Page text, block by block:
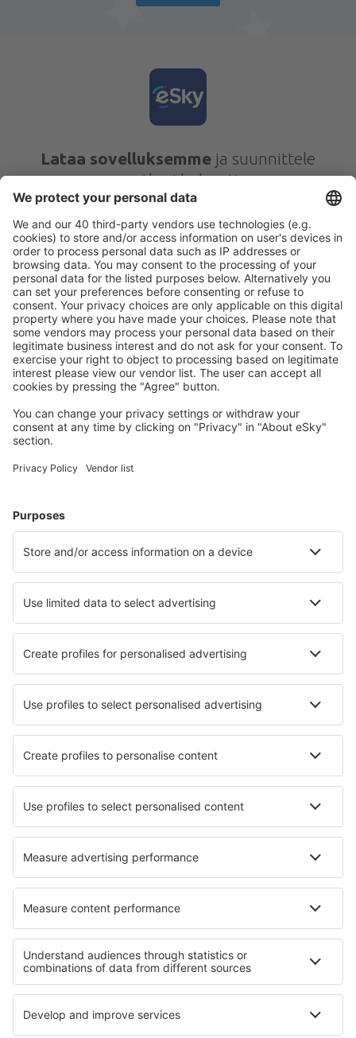
Lataa sovelluksemme ja suunnittele
matkasi helposti
Suunnittele matkasi
Halvat lennot
Kaupunkilomat
Lomamatkat
Majoitus
Lento+Hotelli
Hotellit
Kuljetukset
Lue lisää
Lentoyhtiöt
FlexFlight
Lufthansa
Wizz Air
Norwegian
KLM
SAS
Turkish Airlines
Air Baltic
Tietoa eSkysta
Sopimusehdot
Omat varaukset
Tietosuojakäytäntö
Tuki ja yhteystiedot
Yksityisyys